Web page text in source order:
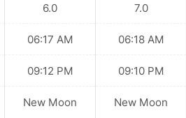
6.0
06:17 AM
09:12 PM
New Moon
7.0
06:18 AM
09:10 PM
New Moon